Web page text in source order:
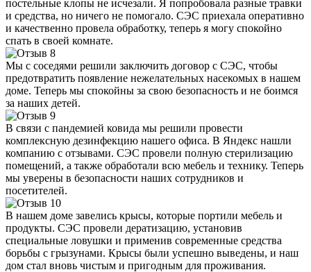
постельные клопы не исчезали. Я попробовала разные травки
и средства, но ничего не помогало. СЭС приехала оперативно
и качественно провела обработку, теперь я могу спокойно
спать в своей комнате.
Мы с соседями решили заключить договор с СЭС, чтобы
предотвратить появление нежелательных насекомых в нашем
доме. Теперь мы спокойны за свою безопасность и не боимся
за наших детей.
В связи с пандемией ковида мы решили провести
комплексную дезинфекцию нашего офиса. В Яндекс нашли
компанию с отзывами. СЭС провели полную стерилизацию
помещений, а также обработали всю мебель и технику. Теперь
мы уверены в безопасности наших сотрудников и
посетителей.
В нашем доме завелись крысы, которые портили мебель и
продукты. СЭС провели дератизацию, установив
специальные ловушки и применив современные средства
борьбы с грызунами. Крысы были успешно выведены, и наш
дом стал вновь чистым и пригодным для проживания.